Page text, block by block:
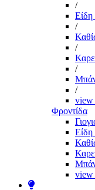
/
/
/
/
/
view
Φροντίδα
view